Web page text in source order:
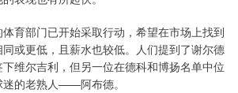
育部门已开始采取行动，希望在市场上找到
或更低，且薪水也较低。人们提到了谢尔德
维尔吉利，但另一位在德科和博扬名单中位
的老熟人——阿布德。